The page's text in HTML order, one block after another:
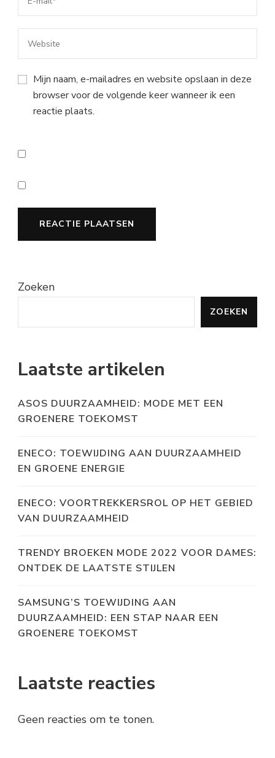
Mijn naam, e-mailadres en website opslaan in deze
browser voor de volgende keer wanneer ik een
reactie plaats.
Zoeken
ZOEKEN
Laatste artikelen
ASOS DUURZAAMHEID: MODE MET EEN
GROENERE TOEKOMST
ENECO: TOEWIJDING AAN DUURZAAMHEID
EN GROENE ENERGIE
ENECO: VOORTREKKERSROL OP HET GEBIED
VAN DUURZAAMHEID
TRENDY BROEKEN MODE 2022 VOOR DAMES:
ONTDEK DE LAATSTE STIJLEN
SAMSUNG’S TOEWIJDING AAN
DUURZAAMHEID: EEN STAP NAAR EEN
GROENERE TOEKOMST
Laatste reacties
Geen reacties om te tonen.